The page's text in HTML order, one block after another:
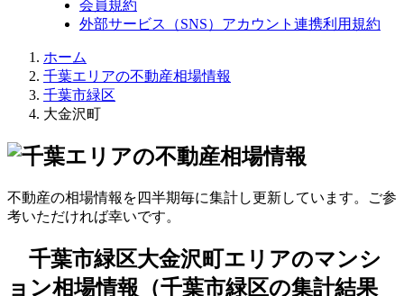
会員規約
外部サービス（SNS）アカウント連携利用規約
ホーム
千葉エリアの不動産相場情報
千葉市緑区
大金沢町
不動産の相場情報を四半期毎に集計し更新しています。ご参
考いただければ幸いです。
千葉市緑区大金沢町エリアのマンシ
ョン相場情報（千葉市緑区の集計結果